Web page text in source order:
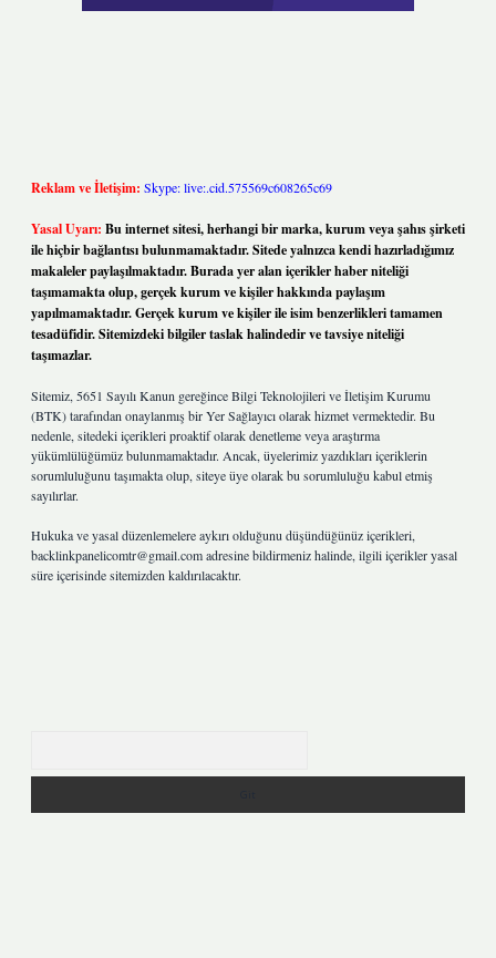
Reklam ve İletişim: Skype: live:.cid.575569c608265c69
Yasal Uyarı: Bu internet sitesi, herhangi bir marka, kurum veya şahıs şirketi
ile hiçbir bağlantısı bulunmamaktadır. Sitede yalnızca kendi hazırladığımız
makaleler paylaşılmaktadır. Burada yer alan içerikler haber niteliği
taşımamakta olup, gerçek kurum ve kişiler hakkında paylaşım
yapılmamaktadır. Gerçek kurum ve kişiler ile isim benzerlikleri tamamen
tesadüfidir. Sitemizdeki bilgiler taslak halindedir ve tavsiye niteliği
taşımazlar.
Sitemiz, 5651 Sayılı Kanun gereğince Bilgi Teknolojileri ve İletişim Kurumu
(BTK) tarafından onaylanmış bir Yer Sağlayıcı olarak hizmet vermektedir. Bu
nedenle, sitedeki içerikleri proaktif olarak denetleme veya araştırma
yükümlülüğümüz bulunmamaktadır. Ancak, üyelerimiz yazdıkları içeriklerin
sorumluluğunu taşımakta olup, siteye üye olarak bu sorumluluğu kabul etmiş
sayılırlar.
Hukuka ve yasal düzenlemelere aykırı olduğunu düşündüğünüz içerikleri,
backlinkpanelicomtr@gmail.comadresine bildirmeniz halinde, ilgili içerikler yasal
süre içerisinde sitemizden kaldırılacaktır.